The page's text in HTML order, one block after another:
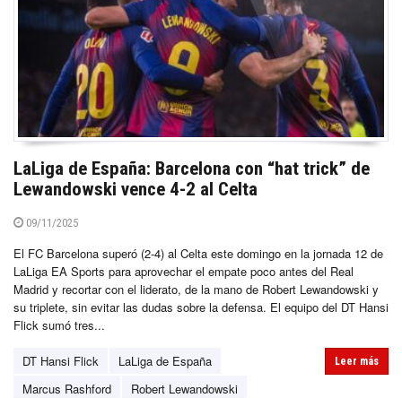
LaLiga de España: Barcelona con “hat trick” de
Lewandowski vence 4-2 al Celta
09/11/2025
El FC Barcelona superó (2-4) al Celta este domingo en la jornada 12 de
LaLiga EA Sports para aprovechar el empate poco antes del Real
Madrid y recortar con el liderato, de la mano de Robert Lewandowski y
su triplete, sin evitar las dudas sobre la defensa. El equipo del DT Hansi
Flick sumó tres...
DT Hansi Flick
LaLiga de España
Marcus Rashford
Robert Lewandowski
Leer más